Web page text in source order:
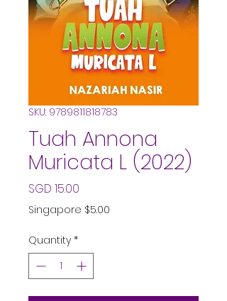
SKU: 9789811818783
Tuah Annona
Muricata L (2022)
SGD 15.00
Singapore $5.00
Quantity *